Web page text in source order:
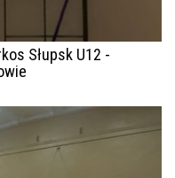
Słupsk U12 -